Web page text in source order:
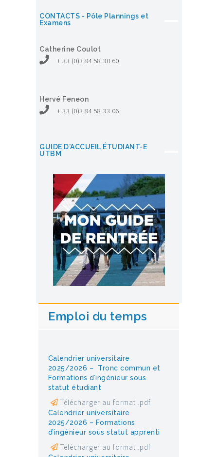
CONTACTS - Pôle Plannings et
Examens
Catherine Coulot
+ 33 (0)3 84 58 30 60
Hervé Feneon
+ 33 (0)3 84 58 33 06
GUIDE D'ACCUEIL ÉTUDIANT-E
UTBM
Emploi du temps
Calendrier universitaire
2025/2026 – Tronc commun et
Formations d’ingénieur sous
statut étudiant
Télécharger au format .pdf
Calendrier universitaire
2025/2026 – Formations
d’ingénieur sous statut apprenti
Télécharger au format .pdf